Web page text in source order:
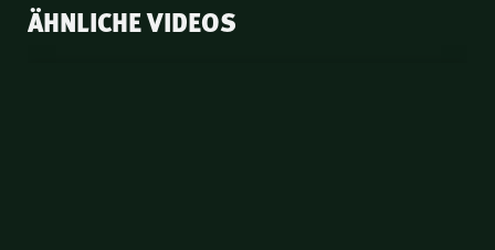
ÄHNLICHE VIDEOS